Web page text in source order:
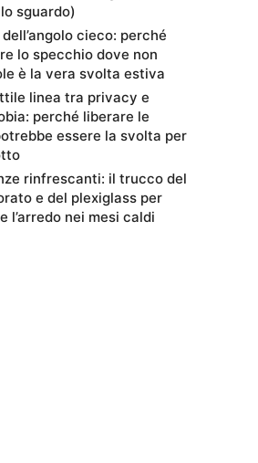
sguardo)
cieco: perché
lo specchio dove non
è la vera svolta estiva
linea tra privacy e
perché liberare le
essere la svolta per
rinfrescanti: il trucco del
e del plexiglass per
l’arredo nei mesi caldi